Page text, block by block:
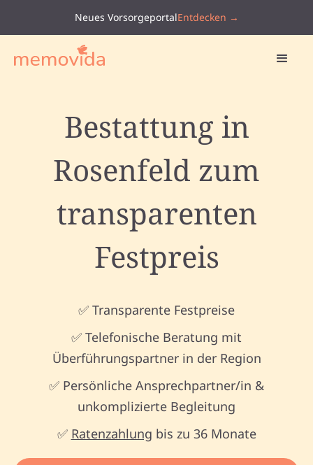
Neues VorsorgeportalEntdecken →
Bestattung in
Rosenfeld zum
transparenten
Festpreis
✅ Transparente Festpreise
✅ Telefonische Beratung mit
Überführungspartner in der Region
✅ Persönliche Ansprechpartner/in &
unkomplizierte Begleitung
✅ Ratenzahlung bis zu 36 Monate